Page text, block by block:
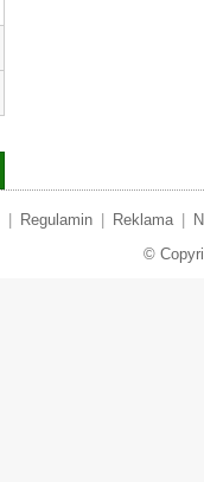
Regulamin Reklama
©